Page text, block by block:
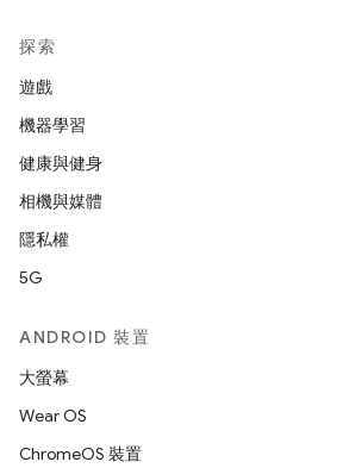
探索
遊戲
機器學習
健康與健身
相機與媒體
隱私權
5G
ANDROID 裝置
大螢幕
Wear OS
ChromeOS 裝置